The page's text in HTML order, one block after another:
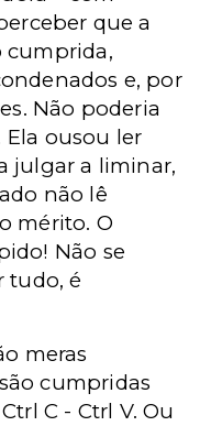
que a
cumprida,
e, por
Não poderia
ousou ler
julgar a liminar,
não lê
mérito. O
Não se
tudo, é
meras
cumpridas
C - Ctrl V. Ou